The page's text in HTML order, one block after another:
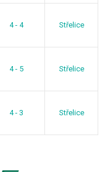
4 - 4 Střelice
4 - 5 Střelice
4 - 3 Střelice